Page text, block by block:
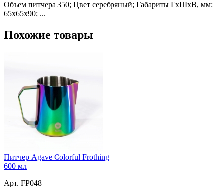
Объем питчера 350; Цвет серебряный; Габариты ГхШхВ, мм:
65х65х90; ...
Похожие товары
Питчер Agave Colorful Frothing
600 мл
Арт. FP048